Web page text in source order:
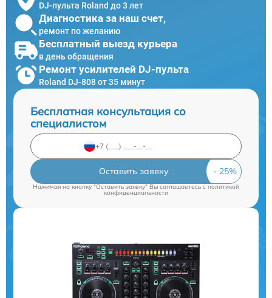
DJ-пульта Roland до 3 лет
Диагностика за наш счет,
ремонт по желанию
Бесплатный выезд курьера
в день обращения
Ремонт усилителей DJ-пульта
Roland DJ-808 от 35 минут
Бесплатная консультация со
специалистом
Оставить заявку
Нажимая на кнопку "Оставить заявку" Вы соглашаетесь cполитикой
конфиденциальности